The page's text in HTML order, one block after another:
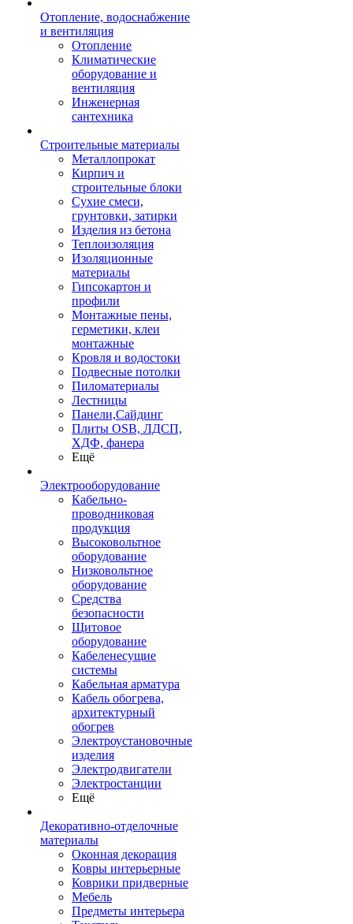
Отопление, водоснабжение
и вентиляция
Отопление
Климатические
оборудование и
вентиляция
Инженерная
сантехника
Строительные материалы
Металлопрокат
Кирпич и
строительные блоки
Сухие смеси,
грунтовки, затирки
Изделия из бетона
Теплоизоляция
Изоляционные
материалы
Гипсокартон и
профили
Монтажные пены,
герметики, клеи
монтажные
Кровля и водостоки
Подвесные потолки
Пиломатериалы
Лестницы
Панели,Сайдинг
Плиты OSB, ЛДСП,
ХДФ, фанера
Ещё
Электрооборудование
Кабельно-
проводниковая
продукция
Высоковольтное
оборудование
Низковольтное
оборудование
Средства
безопасности
Щитовое
оборудование
Кабеленесущие
системы
Кабельная арматура
Кабель обогрева,
архитектурный
обогрев
Электроустановочные
изделия
Электродвигатели
Электростанции
Ещё
Декоративно-отделочные
материалы
Оконная декорация
Ковры интерьерные
Коврики придверные
Мебель
Предметы интерьера